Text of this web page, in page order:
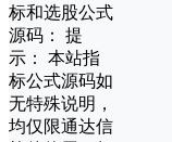
标和选股公式
源码： 提
示： 本站指
标公式源码如
无特殊说明，
均仅限通达信